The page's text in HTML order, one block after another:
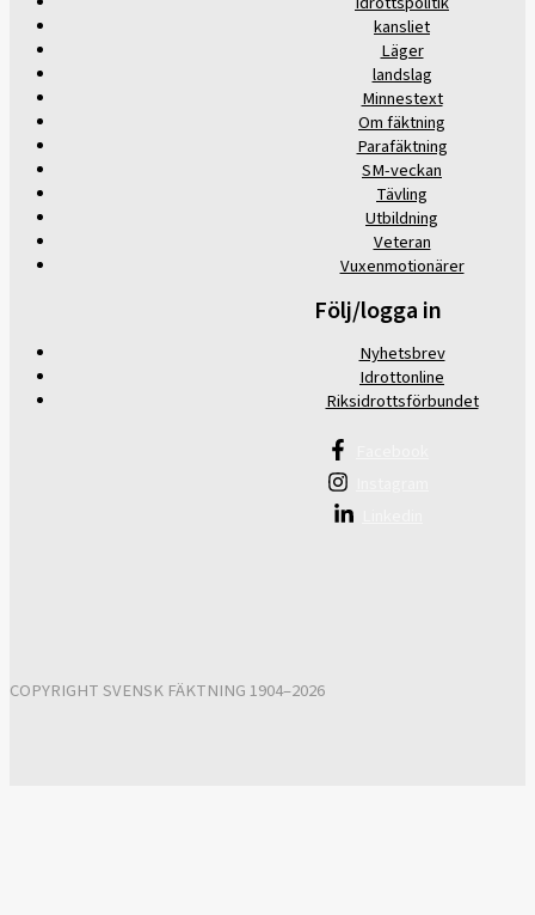
kansliet
Läger
landslag
Minnestext
Om fäktning
Parafäktning
SM-veckan
Tävling
Utbildning
Veteran
Vuxenmotionärer
Följ/logga in
Nyhetsbrev
Idrottonline
Riksidrottsförbundet
COPYRIGHT SVENSK FÄKTNING 1904–2026